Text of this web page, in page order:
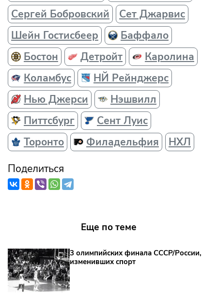
Сергей Бобровский
Сет Джарвис
Шейн Гостисбеер
Баффало
Бостон
Детройт
Каролина
Коламбус
НЙ Рейнджерс
Нью Джерси
Нэшвилл
Питтсбург
Сент Луис
Торонто
Филадельфия
НХЛ
Поделиться
Еще по теме
3 олимпийских финала СССР/России,
изменивших спорт